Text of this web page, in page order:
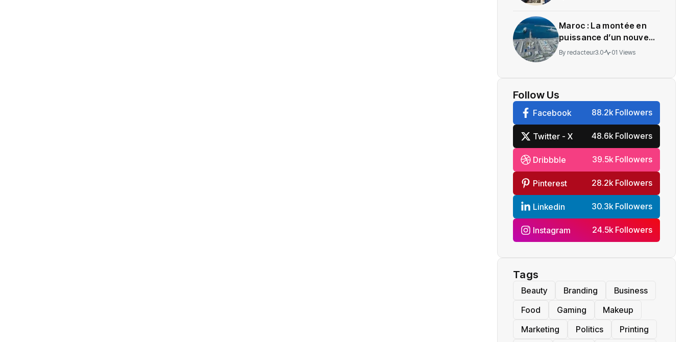
Maroc : La montée en
puissance d’un nouveau
centre névralgique de
By redacteur3.0 01 Views
Follow Us
Facebook 88.2k Followers
Twitter - X 48.6k Followers
Dribbble 39.5k Followers
Pinterest 28.2k Followers
Linkedin 30.3k Followers
Instagram 24.5k Followers
Tags
Beauty Branding
Business
Food
Gaming
Makeup
Marketing
Politics
Printing